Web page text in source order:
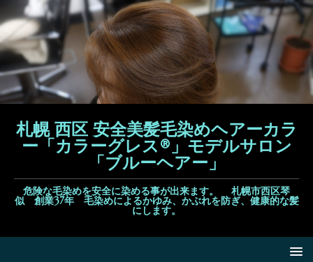
札幌 西区 安全美髪毛染めヘアーカラ
ー「カラーグレス®」モデルサロン
「ブルーヘアー」
危険な毛染めを安全に染める事が出来ます。 札幌市西区琴
似 創業37年 毛染めによるかゆみ、かぶれを防ぎ、健康的な髪
にします。